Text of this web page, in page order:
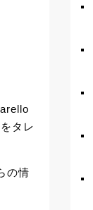
タレ
の情